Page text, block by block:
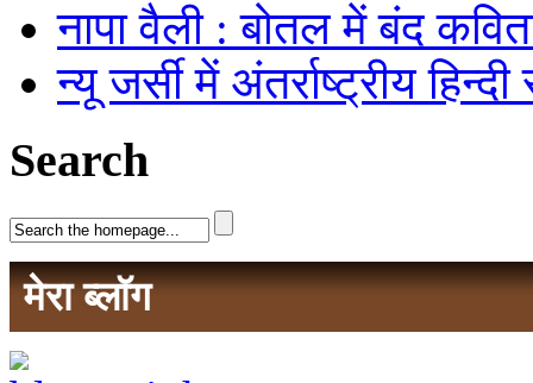
नापा वैली : बोतल में बंद
न्यू जर्सी में अंतर्राष्ट्रीय
Search
मेरा ब्लॉग